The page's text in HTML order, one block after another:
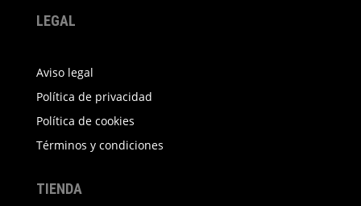
LEGAL
Aviso legal
Política de privacidad
Política de cookies
Términos y condiciones
TIENDA